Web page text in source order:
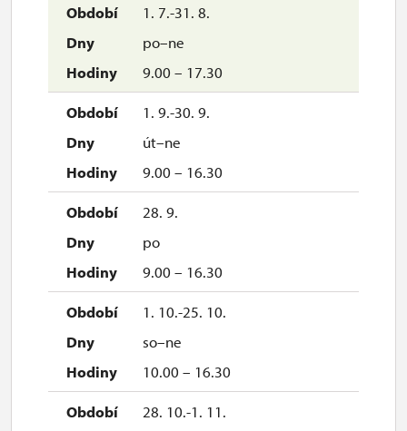
1. 7.-31. 8.
po–ne
9.00 – 17.30
1. 9.-30. 9.
út–ne
9.00 – 16.30
28. 9.
po
9.00 – 16.30
1. 10.-25. 10.
so–ne
10.00 – 16.30
28. 10.-1. 11.